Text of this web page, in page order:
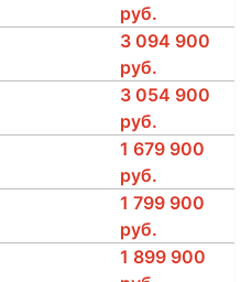
руб.
3 094 900
руб.
3 054 900
руб.
1 679 900
руб.
1 799 900
руб.
1 899 900